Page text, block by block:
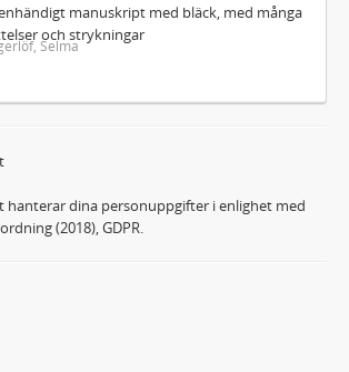
manuskript med bläck, med många
och strykningar
Selma
hanterar dina personuppgifter i enlighet med
(2018), GDPR.